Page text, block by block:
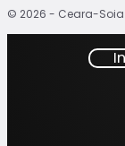
© 2026 - Ceara-Soia